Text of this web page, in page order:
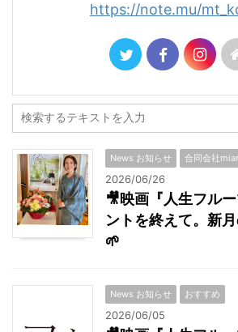
https://note.mu/
News お知らせ 合同会社
2026/06/26
🎥映画『人生フル
ントを終えて。新
🌱
News お知らせ おすすめ
2026/06/05